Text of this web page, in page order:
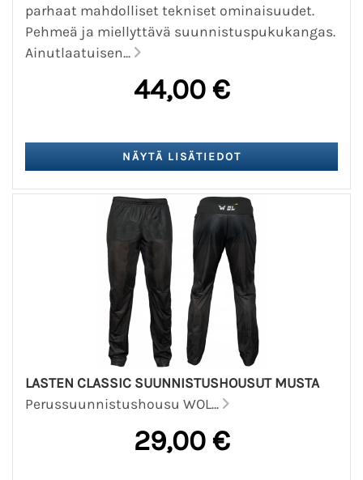
parhaat mahdolliset tekniset ominaisuudet.
Pehmeä ja miellyttävä suunnistuspukukangas.
Ainutlaatuisen...
44,00 €
LASTEN CLASSIC SUUNNISTUSHOUSUT MUSTA
Perussuunnistushousu WOL...
29,00 €